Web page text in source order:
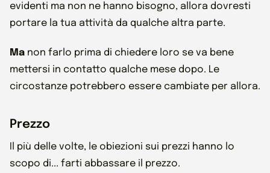
evidenti ma non ne hanno bisogno, allora dovresti
portare la tua attività da qualche altra parte.
Ma non farlo prima di chiedere loro se va bene
mettersi in contatto qualche mese dopo. Le
circostanze potrebbero essere cambiate per allora.
Prezzo
Il più delle volte, le obiezioni sui prezzi hanno lo
scopo di... farti abbassare il prezzo.